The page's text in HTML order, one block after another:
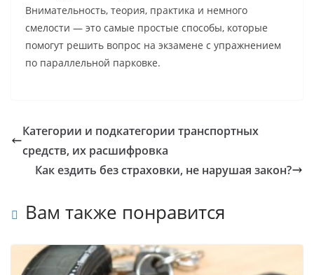
Внимательность, теория, практика и немного
смелости — это самые простые способы, которые
помогут решить вопрос на экзамене с упражнением
по параллельной парковке.
Категории и подкатегории транспортных
средств, их расшифровка
Как ездить без страховки, не нарушая закон?
Вам также понравится